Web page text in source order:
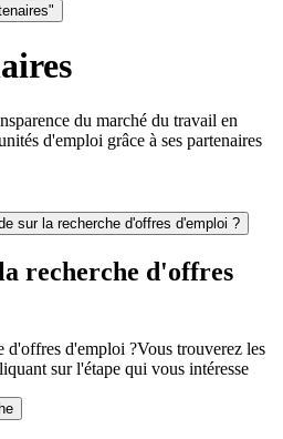
du marché du travail en
d'emploi grâce à ses partenaires
sur la recherche d'offres d'emploi ?
recherche d'offres
d'offres d'emploi ?Vous trouverez les
sur l'étape qui vous intéresse